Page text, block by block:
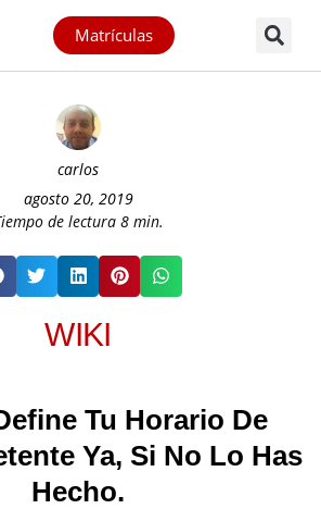
Matrículas
carlos
agosto 20, 2019
de lectura 8 min.
WIKI
Tu Horario De
Ya, Si No Lo Has
Hecho.